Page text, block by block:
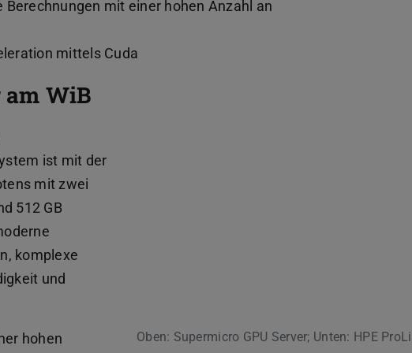
Berechnungen mit einer hohen Anzahl an
mittels Cuda
WiB
Oben: Supermicro GPU Server; Unten: HPE
ist mit der
mit zwei
512 GB
komplexe
und
hohen